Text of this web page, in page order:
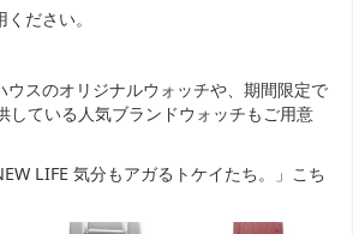
ださい。
ウスのオリジナルウォッチや、期間限定で
している人気ブランドウォッチもご用意
LIFE 気分もアガるトケイたち。」こち